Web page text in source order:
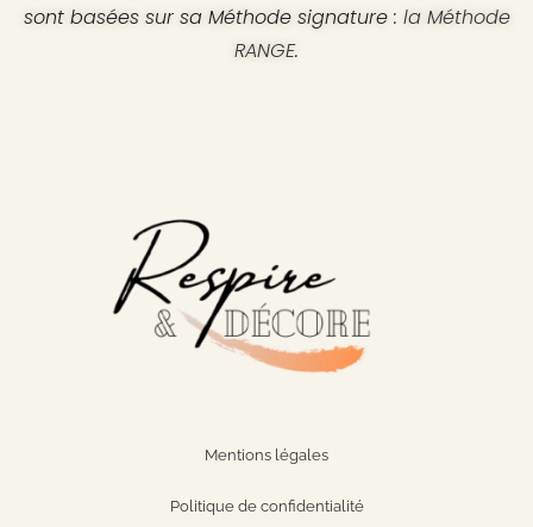
sont basées sur sa Méthode signature : la Méthode
RANGE.
Mentions légales
Politique de confidentialité